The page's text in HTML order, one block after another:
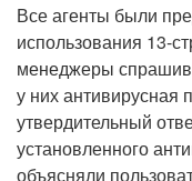
Все агенты были
использования 13-
менеджеры
у них антивирусная
утвердительный
установленного
объясняли